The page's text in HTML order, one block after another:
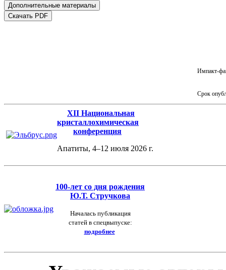
Дополнительные материалы
Скачать PDF
Импакт-
Срок
XII Национальная
кристаллохимическая
конференция
Апатиты, 4–12 июля 2026 г.
100-лет со дня рождения
Ю.Т. Стручкова
Началась публикация
статей в спецвыпуске:
подробнее